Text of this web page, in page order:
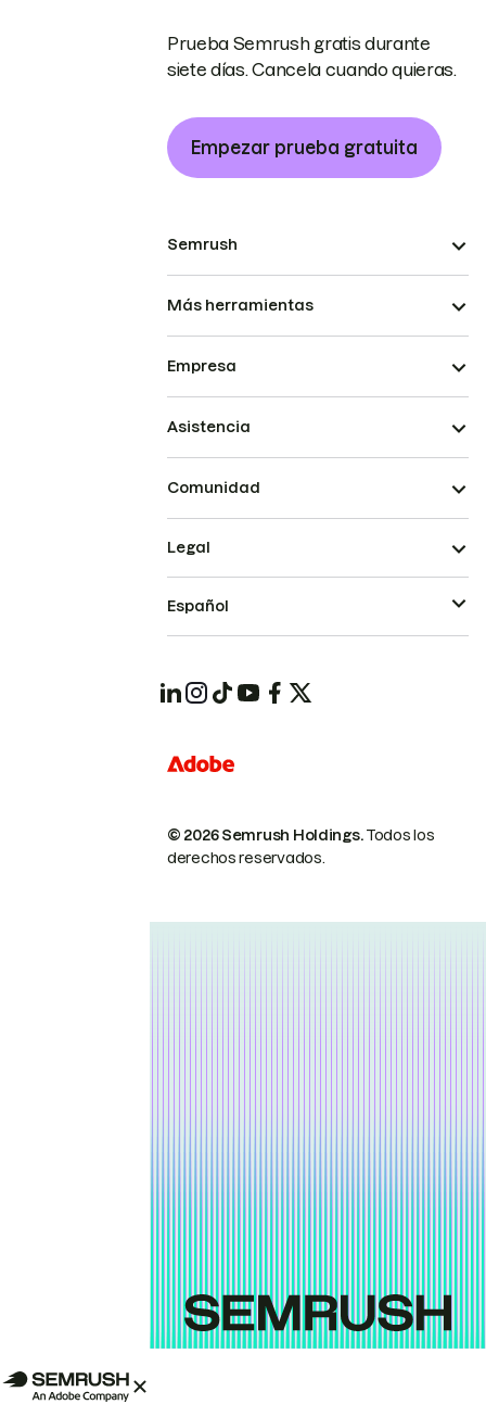
Prueba Semrush gratis durante
siete días. Cancela cuando quieras.
Empezar prueba gratuita
Semrush
Más herramientas
Empresa
Asistencia
Comunidad
© 2026 Semrush Holdings.Todos los
derechos reservados.
Legal
Español